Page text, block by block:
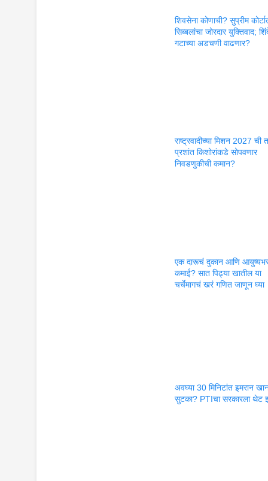
शिवसेना कोणाची? सुप्रीम
सिब्बलांचा जोरदार युक्तिवाद;
गटाच्या अडचणी वाढणार?
राष्ट्रवादीच्या मिशन 2027 ची
प्रशांत किशोरांकडे सोपवणार
निवडणुकीची कमान?
एक दारूचं दुकान आणि
कमाई? सात पिढ्या खातील या
चर्चेमागचं खरं गणित जाणून घ्या
अवघ्या 30 मिनिटांत इमरान
सुटका? PTIचा सरकारला थेट